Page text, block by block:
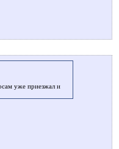
уже приезжал и